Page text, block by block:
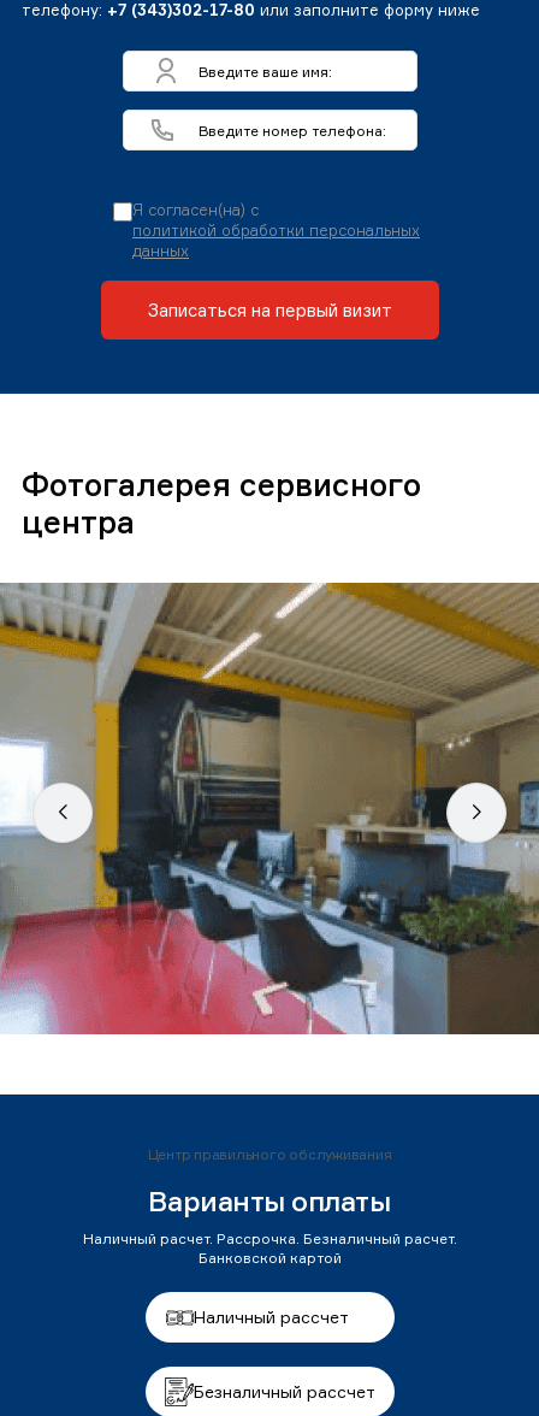
телефону: +7 (343)302-17-80 или заполните форму ниже
Я согласен(на) с
политикой обработки персональных
данных
Записаться на первый визит
Фотогалерея сервисного
центра
Центр правильного обслуживания
Варианты оплаты
Наличный расчет. Рассрочка. Безналичный расчет.
Банковской картой
Наличный рассчет
Безналичный рассчет